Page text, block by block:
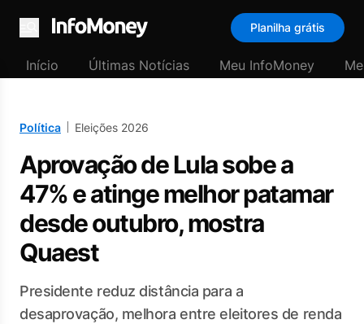
Menu
Planilha grátis
Início Últimas Notícias Meu InfoMoney
Política Eleições 2026
Aprovação de Lula sobe a
47% e atinge melhor patamar
desde outubro, mostra
Quaest
Presidente reduz distância para a
desaprovação, melhora entre eleitores de renda